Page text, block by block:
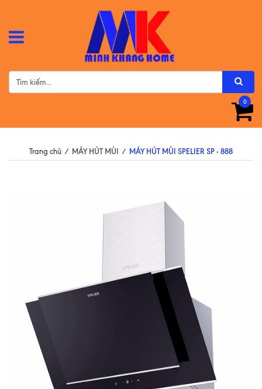
0
Trang chủ / MÁY HÚT MÙI / MÁY HÚT MÙI SPELIER SP - 888